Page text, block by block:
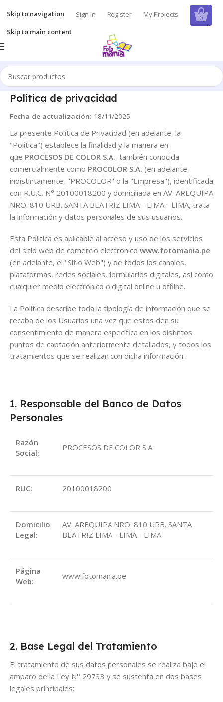
Sign In Register My Projects 0
Skip to navigation
Skip to main content
Política de privacidad
Fecha de actualización: 18/11/2025
La presente Política de Privacidad (en adelante, la
"Política") establece la finalidad y la manera en
que PROCESOS DE COLOR S.A., también conocida
comercialmente como PROCOLOR S.A. (en adelante,
indistintamente, "PROCOLOR" o la "Empresa"), identificada
con R.U.C. N° 20100018200 y domiciliada en AV. AREQUIPA
NRO. 810 URB. SANTA BEATRIZ LIMA - LIMA - LIMA, trata
la información y datos personales de sus usuarios.
Esta Política es aplicable al acceso y uso de los servicios
del sitio web de comercio electrónico www.fotomania.pe
(en adelante, el "Sitio Web") y de todos los canales,
plataformas, redes sociales, formularios digitales, así como
cualquier medio electrónico o digital online u offline.
La Política describe toda la tipología de información que se
recaba de los Usuarios una vez que estos den su
consentimiento de manera específica en los distintos
puntos de captación anteriormente detallados, y todos los
tratamientos que se realizan con dicha información.
1. Responsable del Banco de Datos
Personales
Razón
Social:
PROCESOS DE COLOR S.A.
RUC: 20100018200
Domicilio
Legal:
AV. AREQUIPA NRO. 810 URB. SANTA
BEATRIZ LIMA - LIMA - LIMA
Página
Web:
www.fotomania.pe
2. Base Legal del Tratamiento
El tratamiento de sus datos personales se realiza bajo el
amparo de la Ley N° 29733 y se sustenta en dos bases
legales principales: